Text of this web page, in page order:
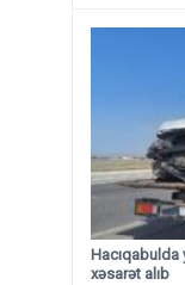
xəsarət alıb